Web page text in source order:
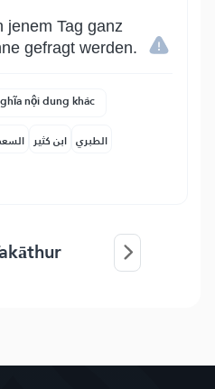
jenem Tag ganz
gefragt werden.
nội dung khác
ابن كثير الطبري